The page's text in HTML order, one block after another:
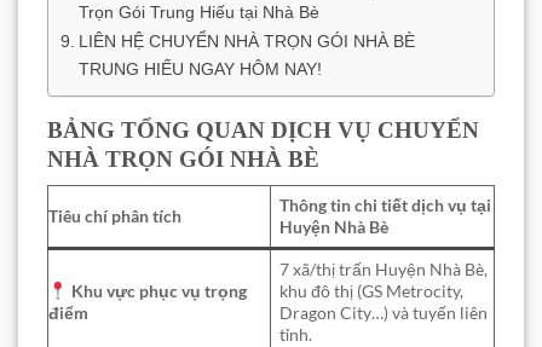
Trọn Gói Trung Hiếu tại Nhà Bè
LIÊN HỆ CHUYỂN NHÀ TRỌN GÓI NHÀ BÈ
TRUNG HIẾU NGAY HÔM NAY!
BẢNG TỔNG QUAN DỊCH VỤ CHUYỂN
NHÀ TRỌN GÓI NHÀ BÈ
Tiêu chí phân tích
Thông tin chi tiết dịch vụ tại
Huyện Nhà Bè
Khu vực phục vụ trọng
điểm
7 xã/thị trấn Huyện Nhà Bè,
khu đô thị (GS Metrocity,
Dragon City…) và tuyến liên
tỉnh.